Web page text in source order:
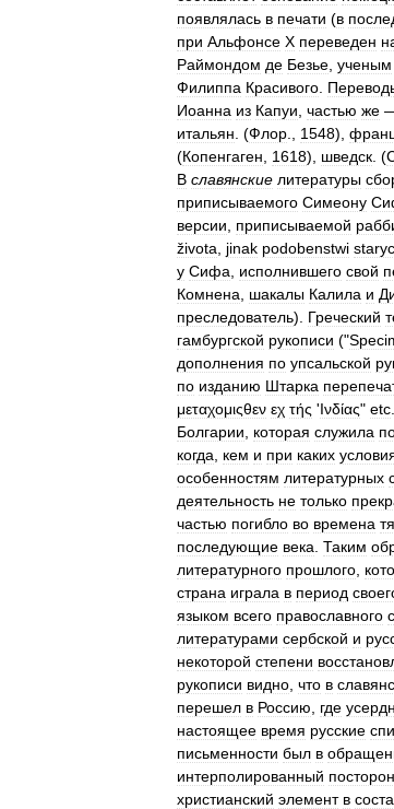
появлялась в печати (в
при Альфонсе X переведен
Раймондом де Безье ученым
Филиппа Красивого
Иоанна из Капуи частью же
итальян . (Флор 1548),
(Копенгаген 1618), шведск . (
В славянские литературы
приписываемого Симеону
версии
приписываемой
života
jinak podobenstwi
у Сифа исполнившего свой
Комнена
шакалы Калила и
преследователь). Греческий
гамбургской рукописи ("
дополнения по упсальской
по изданию Штарка
μεταχομιςθεν εχ τής 'Ινδίας" etc
Болгарии
которая служила
когда
кем и при каких
особенностям литературных
деятельность не только
частью погибло во времена
последующие века Таким
литературного прошлого
страна играла в период
языком всего православного
литературами сербской и
некоторой степени
рукописи видно что в
перешел в Россию где
настоящее время русские
письменности был в
интерполированный
христианский элемент в